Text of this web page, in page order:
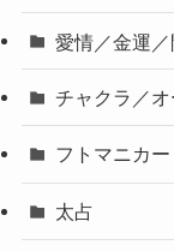
愛情／金運
チャクラ／
フトマニカー
太占